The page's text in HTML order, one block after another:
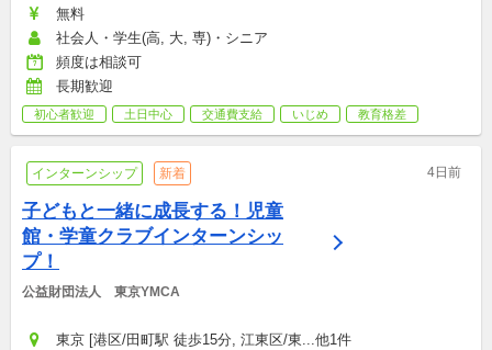
無料
社会人・学生(高, 大, 専)・シニア
頻度は相談可
長期歓迎
初心者歓迎 土日中心 交通費支給 いじめ 教育格差
インターンシップ 新着 4日前
子どもと一緒に成長する！児童
館・学童クラブインターンシッ
プ！
公益財団法人　東京YMCA
東京 [港区/田町駅 徒歩15分, 江東区/東...他1件